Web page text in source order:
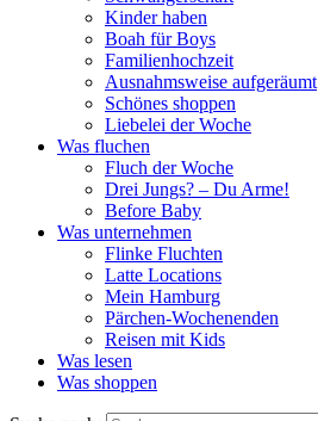
Kinder haben
Boah für Boys
Familienhochzeit
Ausnahmsweise aufgeräumt
Schönes shoppen
Liebelei der Woche
Was fluchen
Fluch der Woche
Drei Jungs? – Du Arme!
Before Baby
Was unternehmen
Flinke Fluchten
Latte Locations
Mein Hamburg
Pärchen-Wochenenden
Reisen mit Kids
Was lesen
Was shoppen